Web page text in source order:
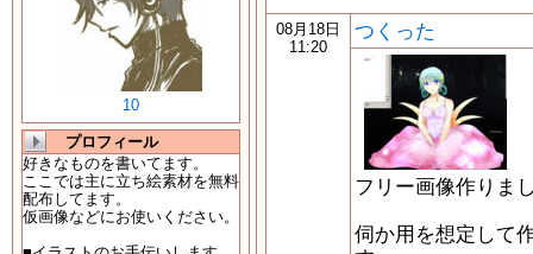
10
プロフィール
好きなものを書いてます。
ここでは主に立ち絵素材を無料
配布してます。
仮画像などにお使いください。
08月18日
11:20
つくった
フリー画像作りま
伺か用を想定して